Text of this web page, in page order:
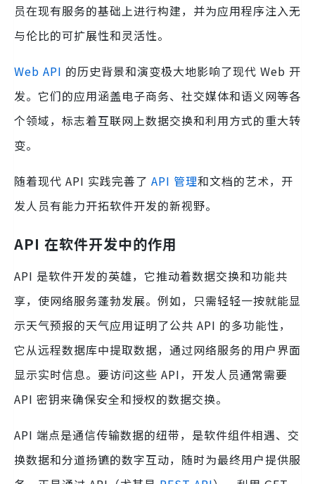
员在现有服务的基础上进行构建，并为应用程序注入无
与伦比的可扩展性和灵活性。
Web API 的历史背景和演变极大地影响了现代 Web 开
发。它们的应用涵盖电子商务、社交媒体和语义网等各
个领域，标志着互联网上数据交换和利用方式的重大转
变。
随着现代 API 实践完善了 API 管理和文档的艺术，开
发人员有能力开拓软件开发的新视野。
API 在软件开发中的作用
API 是软件开发的英雄，它推动着数据交换和功能共
享，使网络服务蓬勃发展。例如，只需轻轻一按就能显
示天气预报的天气应用证明了公共 API 的多功能性，
它从远程数据库中提取数据，通过网络服务的用户界面
显示实时信息。要访问这些 API，开发人员通常需要
API 密钥来确保安全和授权的数据交换。
API 端点是通信传输数据的纽带，是软件组件相遇、交
换数据和分道扬镳的数字互动，随时为最终用户提供服